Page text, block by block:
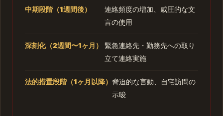
中期段階（1週間後）
連絡頻度の増加、威圧的な文
言の使用
深刻化（2週間〜1ヶ月）
緊急連絡先・勤務先への取り
立て連絡実施
法的措置段階（1ヶ月以降） 脅迫的な言動、自宅訪問の
示唆